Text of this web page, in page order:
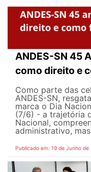
ANDES-SN 45
como direito e
Como parte das
ANDES-SN,
marca o Dia
(7/6) - a trajetória
Nacional,
administrativo,
Publicado em: 19 de Junho de